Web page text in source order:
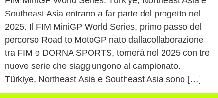
Southeast Asia entrano a far parte del progetto nel
2025. Il FIM MiniGP World Series, primo passo del
percorso Road to MotoGP nato dallacollaborazione
tra FIM e DORNA SPORTS, tornerà nel 2025 con tre
nuove serie che siaggiungono al campionato.
Türkiye, Northeast Asia e Southeast Asia sono […]